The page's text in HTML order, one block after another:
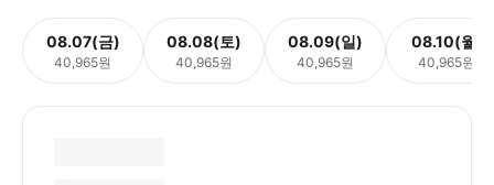
08.07(금)
40,965원
08.08(토)
40,965원
08.09(일)
40,965원
08.10(월)
40,965원